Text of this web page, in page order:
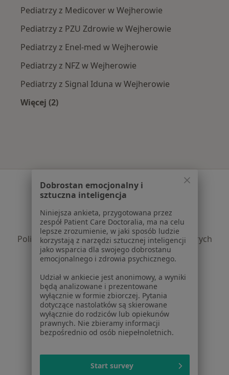
Pediatrzy z Medicover w Wejherowie
Pediatrzy z PZU Zdrowie w Wejherowie
Pediatrzy z Enel-med w Wejherowie
Pediatrzy z NFZ w Wejherowie
Pediatrzy z Signal Iduna w Wejherowie
Więcej (2)
Serwis
Regulamin
Polityka prywatności pacjentów
Polityka prywatności profesjonalistów
Polityka prywatności dla profesjonalistów, których
dane pozyskaliśmy samodzielnie
Polityka cookies
Jak działają wyniki wyszukiwania
Dostępność
O nas
Praca Rekrutujemy!
Partnerzy
Centrum prasowe
Dla pacjentów
Dobrostan emocjonalny i
sztuczna inteligencja
Niniejsza ankieta, przygotowana przez
zespół Patient Care Doctoralia, ma na celu
lepsze zrozumienie, w jaki sposób ludzie
korzystają z narzędzi sztucznej inteligencji
jako wsparcia dla swojego dobrostanu
emocjonalnego i zdrowia psychicznego.
Udział w ankiecie jest anonimowy, a wyniki
będą analizowane i prezentowane
wyłącznie w formie zbiorczej. Pytania
dotyczące nastolatków są skierowane
wyłącznie do rodziców lub opiekunów
prawnych. Nie zbieramy informacji
bezpośrednio od osób niepełnoletnich.
Start survey